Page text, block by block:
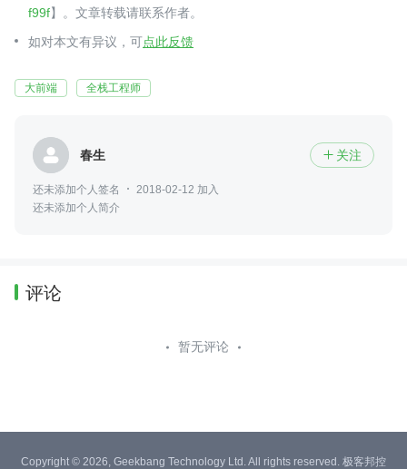
f99f】。文章转载请联系作者。
如对本文有异议，可点此反馈
大前端 全栈工程师
春生  关注
还未添加个人签名
2018-02-12 加入
还未添加个人简介
评论
暂无评论
Copyright © 2026, Geekbang Technology Ltd. All rights reserved. 极客邦控